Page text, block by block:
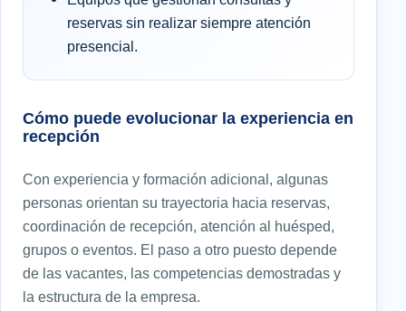
reservas sin realizar siempre atención
presencial.
Cómo puede evolucionar la experiencia en
recepción
Con experiencia y formación adicional, algunas
personas orientan su trayectoria hacia reservas,
coordinación de recepción, atención al huésped,
grupos o eventos. El paso a otro puesto depende
de las vacantes, las competencias demostradas y
la estructura de la empresa.